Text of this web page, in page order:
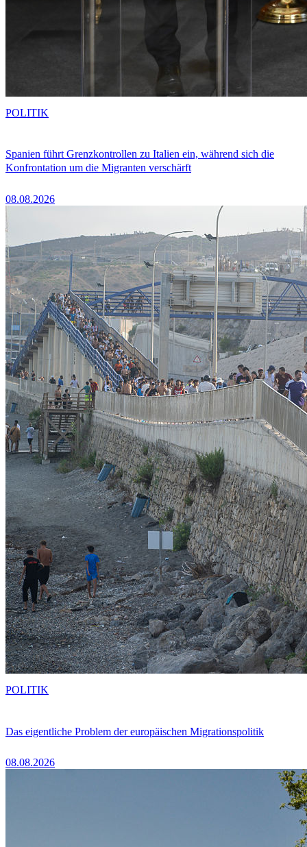
Spanien führt Grenzkontrollen zu Italien ein, während sich die
Konfrontation um die Migranten verschärft
08.08.2026
POLITIK
Das eigentliche Problem der europäischen Migrationspolitik
08.08.2026
POLITIK